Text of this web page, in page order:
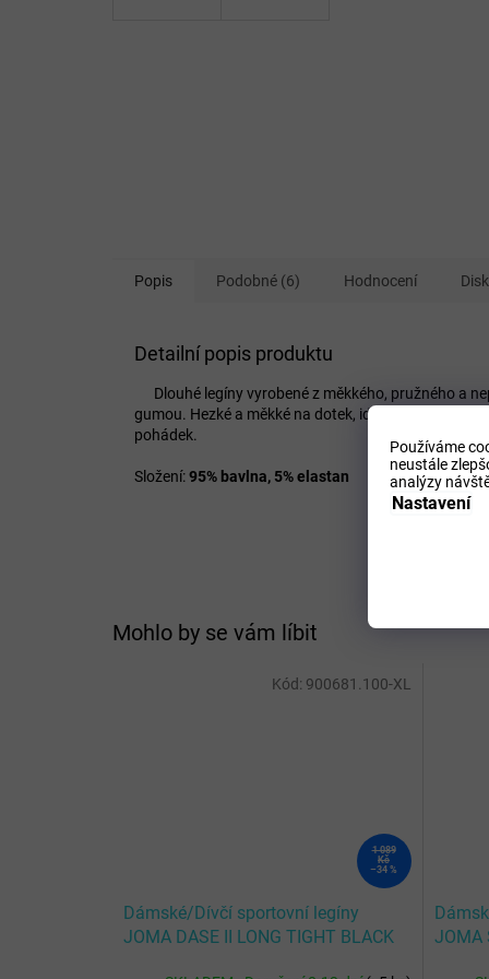
Používáme
neustále
analýzy
Nastavení
Mohlo by se vám líbit
1 089
Kč
–34 %
Dámské/Dívčí sportovní legíny
JOMA DASE II LONG TIGHT BLACK
Kód: 900681.100-XL
JOMA
Popis Podobné (6) Hodnocení
Detailní popis produktu
Dlouhé legíny vyrobené z měkkého, pružného a
gumou. Hezké a měkké na dotek, ideální do školy
pohádek.
Složení:95% bavlna, 5% elastan